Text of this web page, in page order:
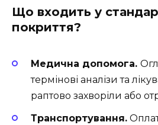
Що входить у
покриття?
Медична допомога.
термінові аналізи та
раптово захворіли або
Транспортування.